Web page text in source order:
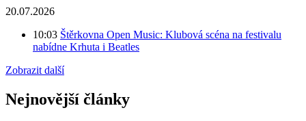
20.07.2026
10:03 Štěrkovna Open Music: Klubová scéna na festivalu
nabídne Krhuta i Beatles
Zobrazit další
Nejnovější články